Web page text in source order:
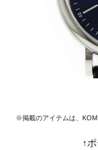
※掲載のアイテムは、
↑